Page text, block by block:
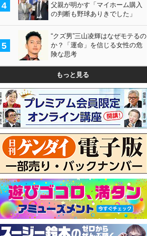
4
父親が明かす「マイホーム購入
の判断も野球ありきでした」
5
“クズ男”三山凌輝はなぜモテるの
か？「運命」を信じる女性の危
険な思考
もっと見る